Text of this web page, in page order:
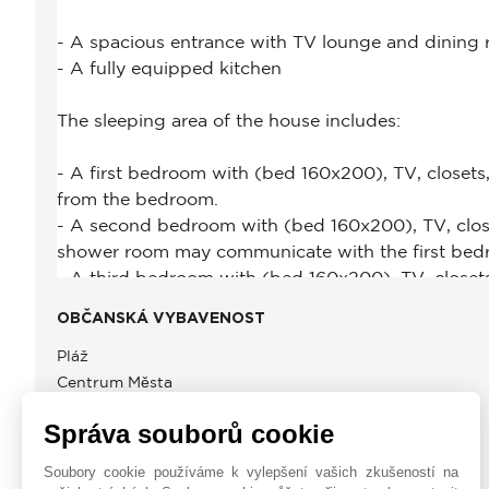
OBČANSKÁ VYBAVENOST
Pláž
Centrum Města
Správa souborů cookie
Soubory cookie používáme k vylepšení vašich zkušeností na